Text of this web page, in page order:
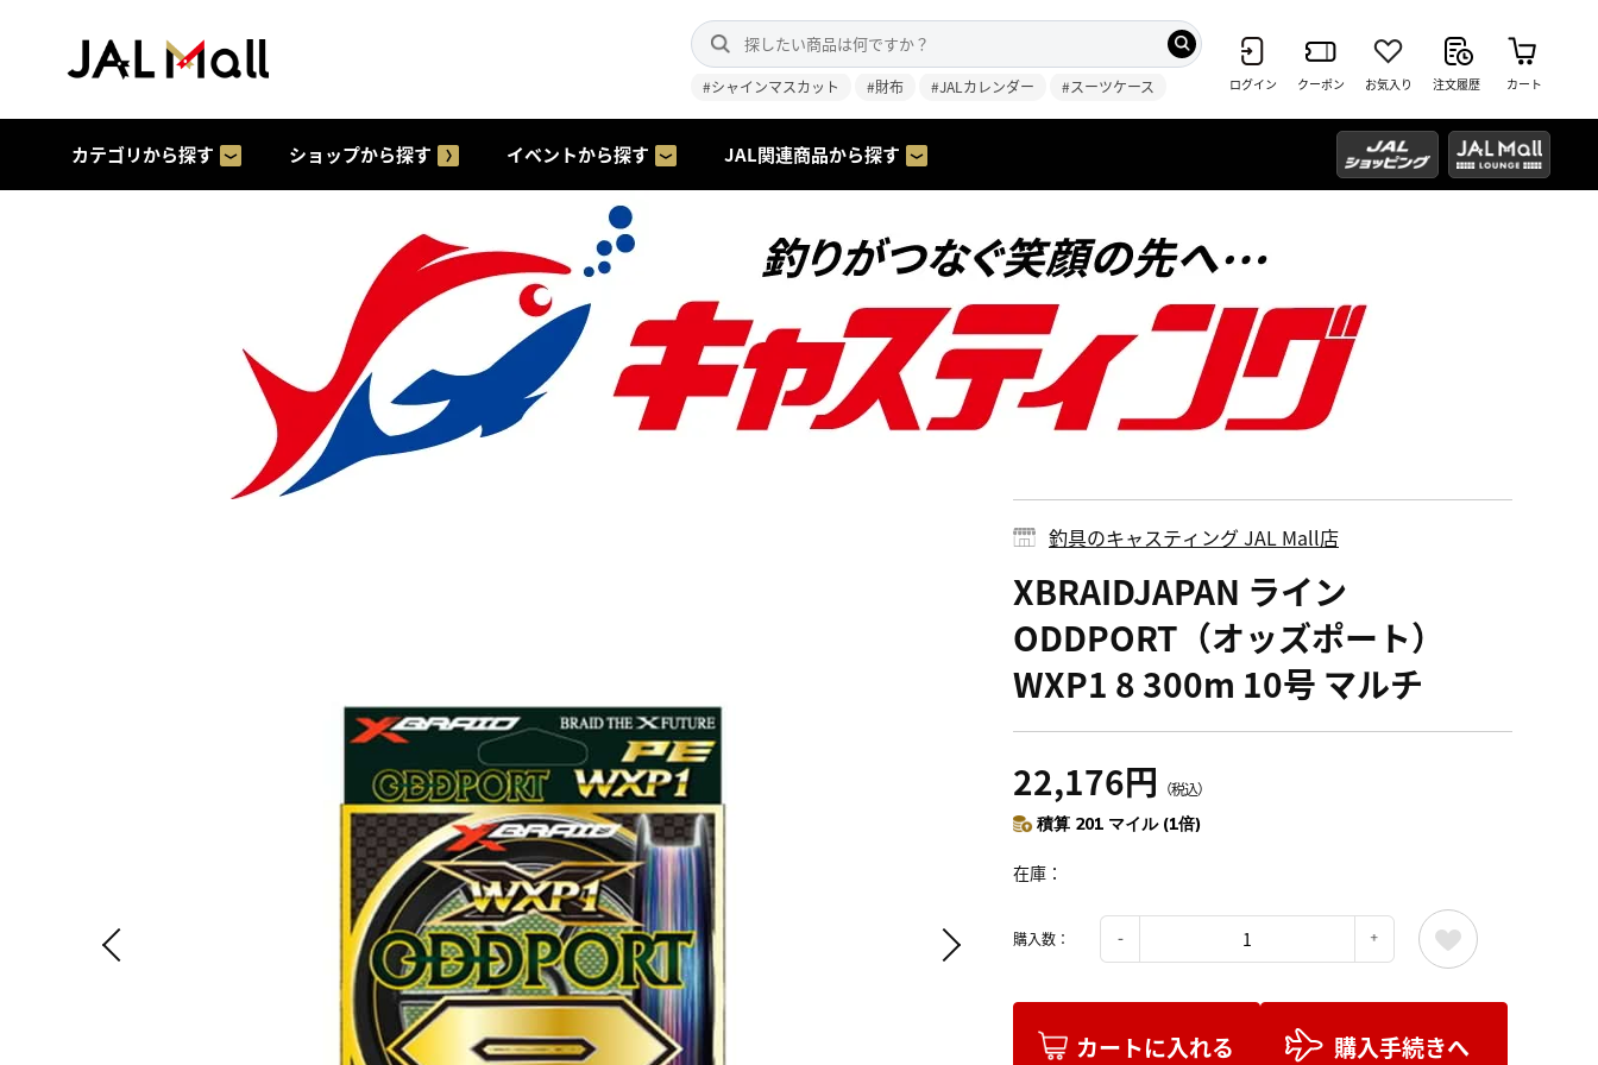
#シャインマスカット #財布 #JALカレンダー #スーツケース ログイン クーポン お気入り 注文履歴 カート
カテゴリから探す ショップから探す イベントから探す JAL関連商品から探す
釣具のキャスティング JAL Mall店
XBRAIDJAPAN ライン
ODDPORT（オッズポート）
WXP1 8 300m 10号 マルチ
22,176円 （税込）
積算 201 マイル (1倍)
在庫
購入数：
カートに入れる 購入手続きへ